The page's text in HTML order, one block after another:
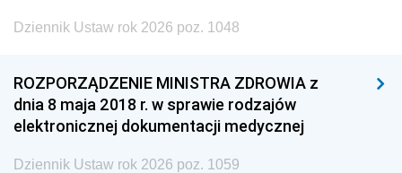
Dziennik Ustaw rok 2026 poz. 1048
ROZPORZĄDZENIE MINISTRA ZDROWIA z
dnia 8 maja 2018 r. w sprawie rodzajów
elektronicznej dokumentacji medycznej
Dziennik Ustaw rok 2026 poz. 1059